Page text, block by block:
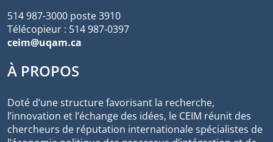
514 987-3000 poste 3910
Télécopieur : 514 987-0397
ceim@uqam.ca
À PROPOS
Doté d’une structure favorisant la recherche,
l’innovation et l’échange des idées, le CEIM réunit des
chercheurs de réputation internationale spécialistes de